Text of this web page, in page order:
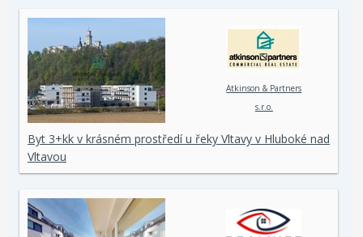
Atkinson & Partners
s.r.o.
Byt 3+kk v krásném prostředí u řeky Vltavy v Hluboké nad
Vltavou